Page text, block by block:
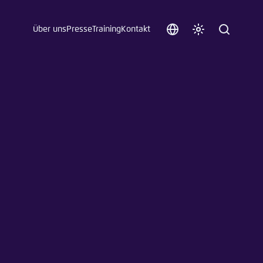
SpracheFarbschema
Suche
Über uns PresseTraining Kontakt